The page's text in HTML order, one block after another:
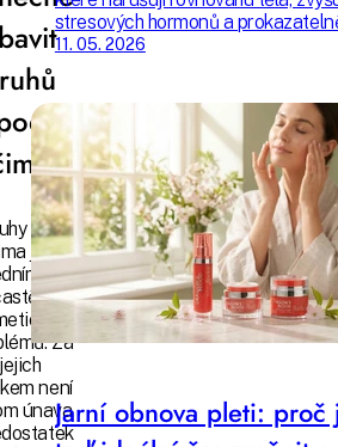
pod
jsou
z
Za
jejich
není
únava
stresových hormonů a
nadměrné vypadání vlasů.
11. 05. 2026
Jarní obnova pleti: proč